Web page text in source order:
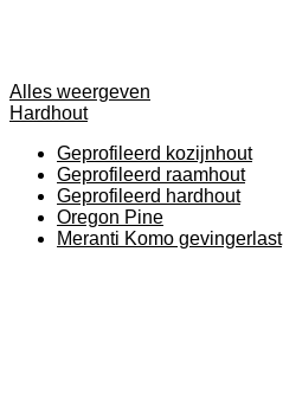
Alles weergeven
Hardhout
Geprofileerd kozijnhout
Geprofileerd raamhout
Geprofileerd hardhout
Oregon Pine
Meranti Komo gevingerlast